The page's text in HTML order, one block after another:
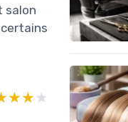
salon